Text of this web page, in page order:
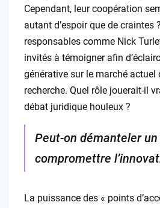
Cependant, leur coopération
autant d’espoir que de craintes
responsables comme Nick
invités à témoigner afin
générative sur le marché actuel
recherche. Quel rôle jouerait-il
débat juridique houleux ?
Peut-on démanteler
compromettre
La puissance des « points